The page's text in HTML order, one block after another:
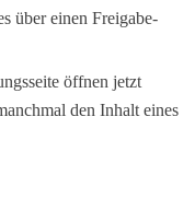
über einen Freigabe-
öffnen jetzt
den Inhalt eines